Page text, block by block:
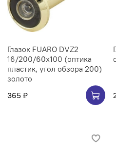
Глазок FUARO DVZ2
16/200/60x100 (оптика
пластик, угол обзора 200)
золото
365 ₽